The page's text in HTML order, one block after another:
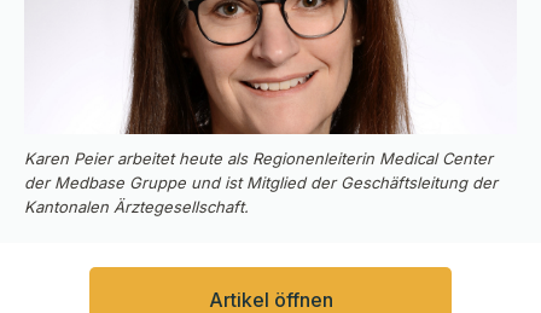
Karen Peier arbeitet heute als Regionenleiterin Medical Center
der Medbase Gruppe und ist Mitglied der Geschäftsleitung der
Kantonalen Ärztegesellschaft.
Artikel öffnen